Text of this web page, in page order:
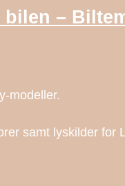
–
modeller.
samt lyskilder